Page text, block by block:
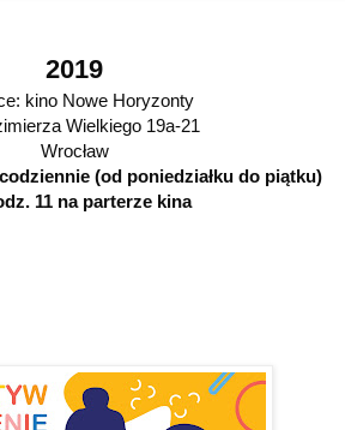
2019
kino Nowe Horyzonty
Wielkiego 19a-21
Wrocław
(od poniedziałku do piątku)
11 na parterze kina